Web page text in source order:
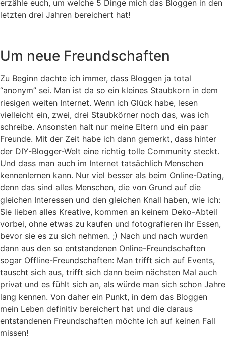
erzähle euch, um welche 5 Dinge mich das Bloggen in den
letzten drei Jahren bereichert hat!
Um neue Freundschaften
Zu Beginn dachte ich immer, dass Bloggen ja total
“anonym” sei. Man ist da so ein kleines Staubkorn in dem
riesigen weiten Internet. Wenn ich Glück habe, lesen
vielleicht ein, zwei, drei Staubkörner noch das, was ich
schreibe. Ansonsten halt nur meine Eltern und ein paar
Freunde. Mit der Zeit habe ich dann gemerkt, dass hinter
der DIY-Blogger-Welt eine richtig tolle Community steckt.
Und dass man auch im Internet tatsächlich Menschen
kennenlernen kann. Nur viel besser als beim Online-Dating,
denn das sind alles Menschen, die von Grund auf die
gleichen Interessen und den gleichen Knall haben, wie ich:
Sie lieben alles Kreative, kommen an keinem Deko-Abteil
vorbei, ohne etwas zu kaufen und fotografieren ihr Essen,
bevor sie es zu sich nehmen. ;) Nach und nach wurden
dann aus den so entstandenen Online-Freundschaften
sogar Offline-Freundschaften: Man trifft sich auf Events,
tauscht sich aus, trifft sich dann beim nächsten Mal auch
privat und es fühlt sich an, als würde man sich schon Jahre
lang kennen. Von daher ein Punkt, in dem das Bloggen
mein Leben definitiv bereichert hat und die daraus
entstandenen Freundschaften möchte ich auf keinen Fall
missen!